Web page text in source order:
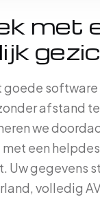
met
goede software
afstand
we
een
Uw gegevens
volledig